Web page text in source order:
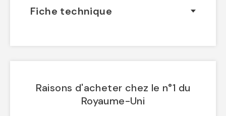
Fiche technique
Raisons d'acheter chez le n°1 du
Royaume-Uni